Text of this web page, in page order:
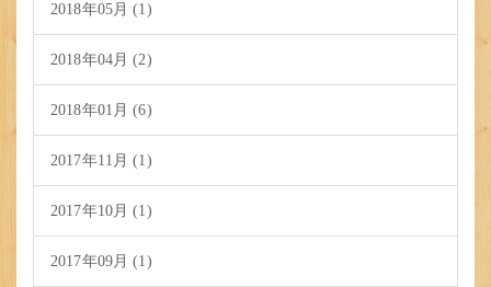
2018年05月 (1)
2018年04月 (2)
2018年01月 (6)
2017年11月 (1)
2017年10月 (1)
2017年09月 (1)